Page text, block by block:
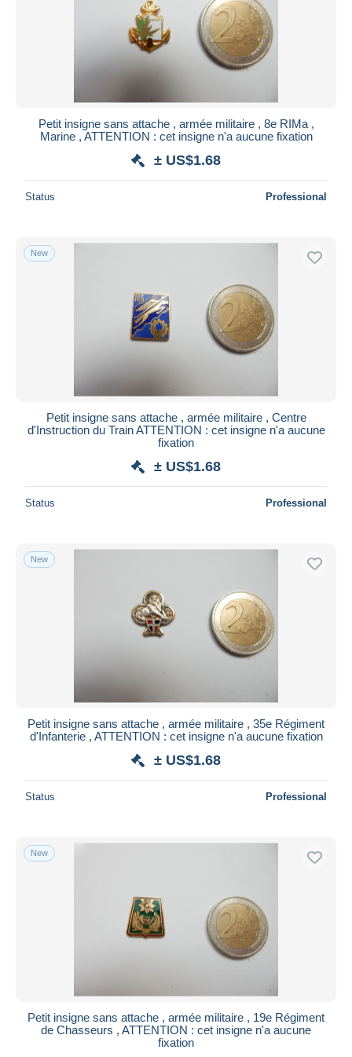
Petit insigne sans attache , armée militaire , 8e RIMa ,
Marine , ATTENTION : cet insigne n'a aucune fixation
± US$1.68
Status Professional
New
Petit insigne sans attache , armée militaire , Centre
d'Instruction du Train ATTENTION : cet insigne n'a aucune
fixation
± US$1.68
Status Professional
New
Petit insigne sans attache , armée militaire , 35e Régiment
d'Infanterie , ATTENTION : cet insigne n'a aucune fixation
± US$1.68
Status Professional
New
Petit insigne sans attache , armée militaire , 19e Régiment
de Chasseurs , ATTENTION : cet insigne n'a aucune
fixation